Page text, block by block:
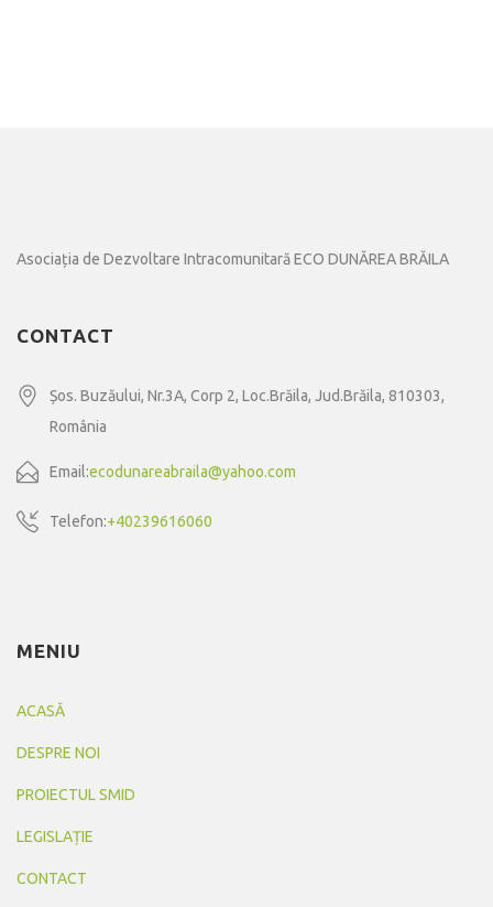
Asociația de Dezvoltare Intracomunitară ECO DUNĂREA BRĂILA
CONTACT
Șos. Buzăului, Nr.3A, Corp 2, Loc.Brăila, Jud.Brăila, 810303,
România
Email:ecodunareabraila@yahoo.com
Telefon:+40239616060
MENIU
ACASĂ
DESPRE NOI
PROIECTUL SMID
LEGISLAȚIE
CONTACT